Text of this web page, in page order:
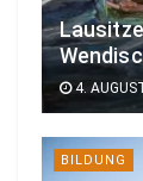
4.
BILDUNG